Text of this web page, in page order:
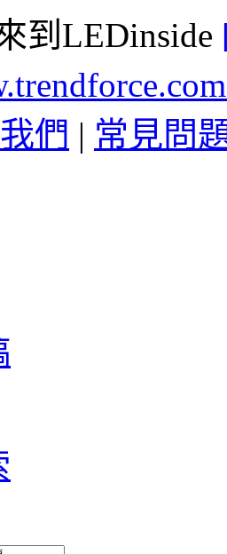
到LEDinside
們 | 常見問